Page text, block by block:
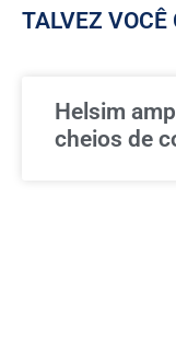
TALVEZ VOCÊ
Helsim
cheios de